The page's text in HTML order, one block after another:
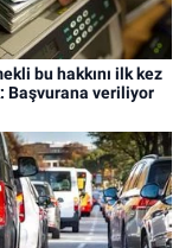
bu hakkını ilk kez
Başvurana veriliyor